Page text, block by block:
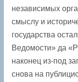
независимых
смыслу и
государства
Ведомости» да
наконец из-под
снова на